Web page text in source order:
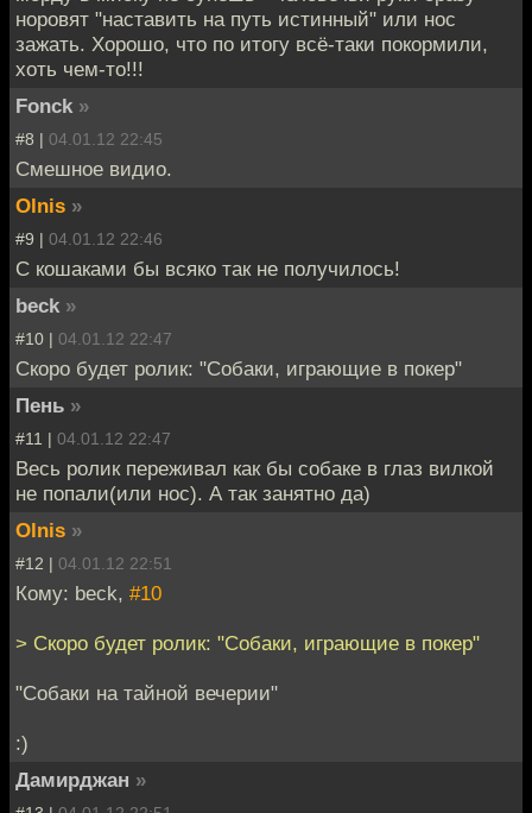
норовят "наставить на путь истинный" или нос
зажать. Хорошо, что по итогу всё-таки покормили,
хоть чем-то!!!
Fonck »
#8 | 04.01.12 22:45
Смешное видио.
Olnis »
#9 | 04.01.12 22:46
С кошаками бы всяко так не получилось!
beck »
#10 | 04.01.12 22:47
Скоро будет ролик: "Собаки, играющие в покер"
Пень »
#11 | 04.01.12 22:47
Весь ролик переживал как бы собаке в глаз вилкой
не попали(или нос). А так занятно да)
Olnis »
#12 | 04.01.12 22:51
Кому: beck, #10
> Скоро будет ролик: "Собаки, играющие в покер"
"Собаки на тайной вечерии"
:)
Дамирджан »